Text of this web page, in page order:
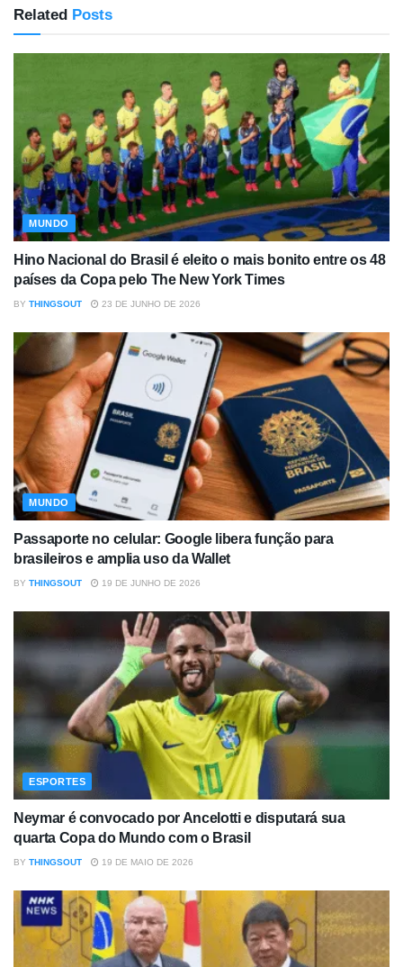
Related Posts
MUNDO
Hino Nacional do Brasil é eleito o mais bonito entre os 48
países da Copa pelo The New York Times
BY THINGSOUT 23 DE JUNHO DE 2026
MUNDO
Passaporte no celular: Google libera função para
brasileiros e amplia uso da Wallet
BY THINGSOUT 19 DE JUNHO DE 2026
ESPORTES
Neymar é convocado por Ancelotti e disputará sua
quarta Copa do Mundo com o Brasil
BY THINGSOUT 19 DE MAIO DE 2026